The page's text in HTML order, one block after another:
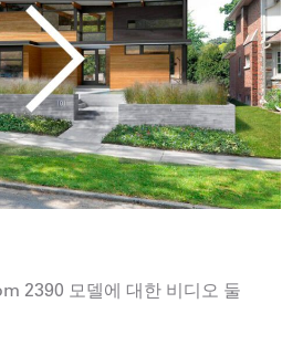
2390 모델에 대한 비디오 둘